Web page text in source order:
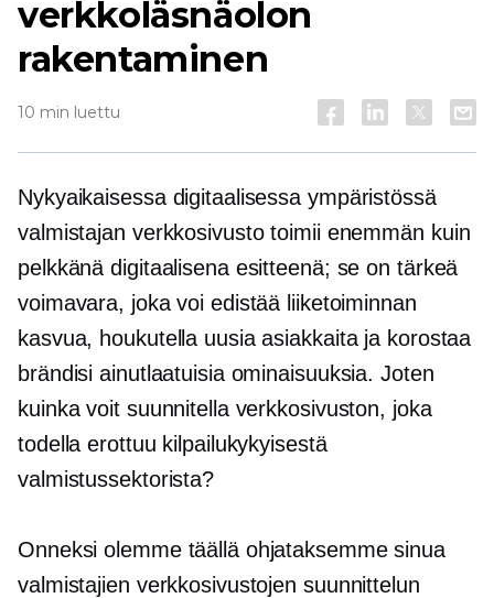
verkkoläsnäolon
rakentaminen
10 min luettu
Nykyaikaisessa digitaalisessa ympäristössä
valmistajan verkkosivusto toimii enemmän kuin
pelkkänä digitaalisena esitteenä; se on tärkeä
voimavara, joka voi edistää liiketoiminnan
kasvua, houkutella uusia asiakkaita ja korostaa
brändisi ainutlaatuisia ominaisuuksia. Joten
kuinka voit suunnitella verkkosivuston, joka
todella erottuu kilpailukykyisestä
valmistussektorista?
Onneksi olemme täällä ohjataksemme sinua
valmistajien verkkosivustojen suunnittelun